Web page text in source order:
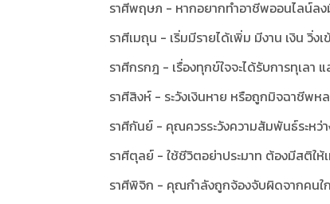
ราศีพฤษภ - หากอยากทำอาชีพออนไลน์ลง
ราศีเมถุน - เริ่มมีรายได้เพิ่ม มีงาน เงิน วิ่งเ
ราศีกรกฎ - เรื่องทุกข์ใจจะได้รับการทุเลา
ราศีสิงห์ - ระวังเงินหาย หรือถูกมิจฉาชีพห
ราศีกันย์ - คุณควรระวังความสัมพันธ์ระหว่
ราศีตุลย์ - ใช้ชีวิตอย่าประมาท ต้องมีสติใ
ราศีพิจิก - คุณกำลังถูกจ้องจับผิดจากคนใ